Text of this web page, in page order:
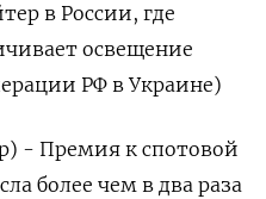
в России, где
освещение
РФ в Украине)
- Премия к спотовой
более чем в два раза